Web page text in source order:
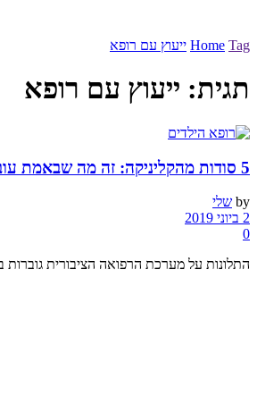
Home Tag ייעוץ עם רופא
תגית: ייעוץ עם רופא
5 סודות מהקליניקה: זה מה שבאמת עובר בראש של רופא הילדים
by שלי
2 ביוני 2019
0
התלונות על מערכת הרפואה הציבורית